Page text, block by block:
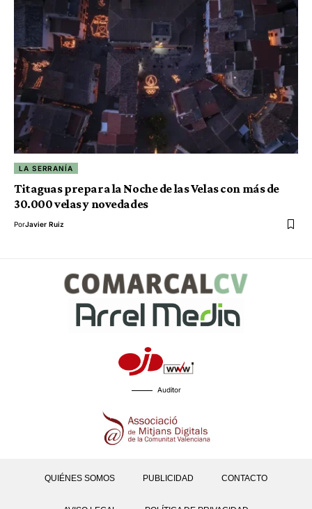
LA SERRANÍA
Titaguas prepara la Noche de las Velas con más de
30.000 velas y novedades
PorJavier Ruiz
Auditor
QUIÉNES SOMOS PUBLICIDAD CONTACTO